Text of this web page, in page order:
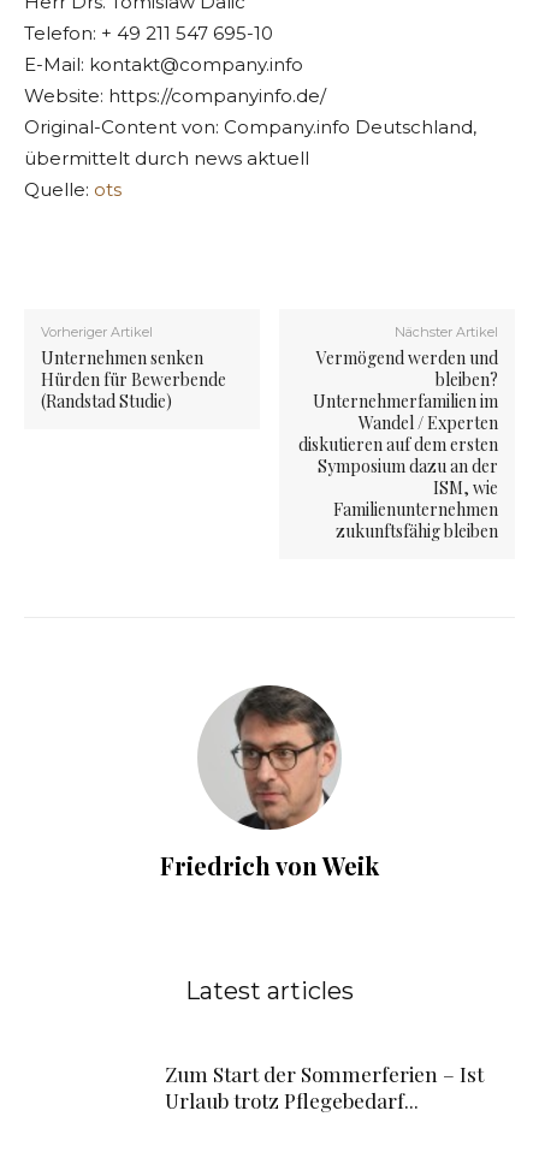
Telefon: + 49 211 547 695-10
E-Mail: kontakt@company.info
Website: https://companyinfo.de/
Original-Content von: Company.info Deutschland,
übermittelt durch news aktuell
Quelle: ots
Vorheriger Artikel
Unternehmen senken
Hürden für Bewerbende
(Randstad Studie)
Nächster Artikel
Vermögend werden und
bleiben?
Unternehmerfamilien im
Wandel / Experten
diskutieren auf dem ersten
Symposium dazu an der
ISM, wie
Familienunternehmen
zukunftsfähig bleiben
Friedrich von Weik
Latest articles
Zum Start der Sommerferien – Ist
Urlaub trotz Pflegebedarf...